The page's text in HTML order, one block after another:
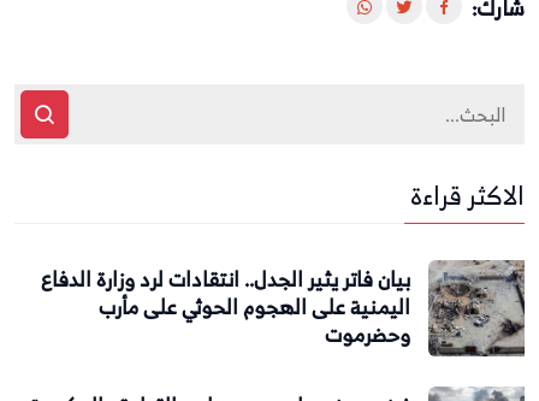
الاكثر قراءة
بيان فاتر يثير الجدل.. انتقادات لرد وزارة الدفاع
اليمنية على الهجوم الحوثي على مأرب
وحضرموت